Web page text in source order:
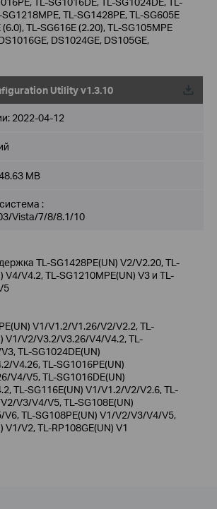
TL-SG1428PE, TL-SG605E
TL-SG616E (2.20), TL-SG105MPE
DS1024GE, DS105GE,
Utility v1.3.10
2022-04-12
MB
:
Vista/7/8/8.1/10
TL-SG1428PE(UN) V2/V2.20, TL-
V4/V4.2, TL-SG1210MPE(UN) V3 и TL-
V1/V1.2/V1.26/V2/V2.2, TL-
V1/V2/V3.2/V3.26/V4/V4.2, TL-
TL-SG1024DE(UN)
V4.26, TL-SG1016PE(UN)
V4/V5, TL-SG1016DE(UN)
TL-SG116E(UN) V1/V1.2/V2/V2.6, TL-
V3/V4/V5, TL-SG108E(UN)
TL-SG108PE(UN) V1/V2/V3/V4/V5,
V1/V2, TL-RP108GE(UN) V1